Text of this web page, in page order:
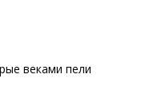
веками пели